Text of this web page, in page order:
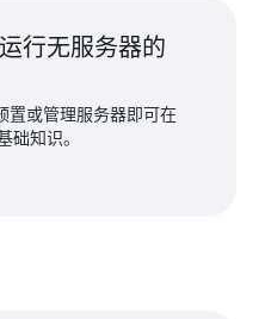
行无服务器的
置或管理服务器即可在
础知识。